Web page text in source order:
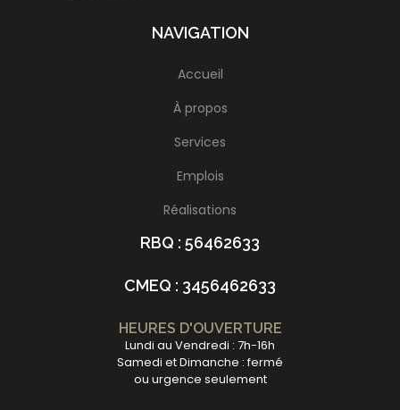
NAVIGATION
Accueil
À propos
Services
Emplois
Réalisations
RBQ : 56462633
CMEQ : 3456462633
HEURES D'OUVERTURE
Lundi au Vendredi : 7h-16h
Samedi et Dimanche : fermé
ou urgence seulement